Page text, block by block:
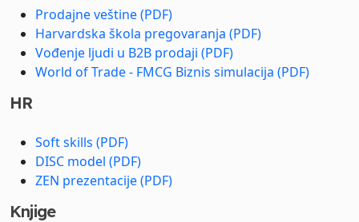
Prodajne veštine (PDF)
Harvardska škola pregovaranja (PDF)
Vođenje ljudi u B2B prodaji (PDF)
World of Trade - FMCG Biznis simulacija (PDF)
HR
Soft skills (PDF)
DISC model (PDF)
ZEN prezentacije (PDF)
Knjige